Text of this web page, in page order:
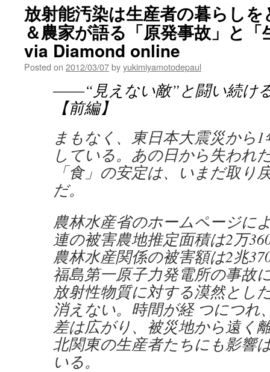
放射能汚染は生産者の暮らし
＆農家が語る「原発事故」と
via Diamond online
Posted on 2012/03/07byyukimiyamotodepaul
――“見えない敵”と闘い続け
【前編】
まもなく、東日本大震災から
している。あの日から失われ
「食」の安定は、いまだ取り
だ。
農林水産省のホームページに
連の被害農地推定面積は2万
農林水産関係の被害額は2兆
福島第一原子力発電所の事故
放射性物質に対する漠然とし
消えない。時間が経 つにつれ
差は広がり、被災地から遠く
北関東の生産者たちにも影響
いる。